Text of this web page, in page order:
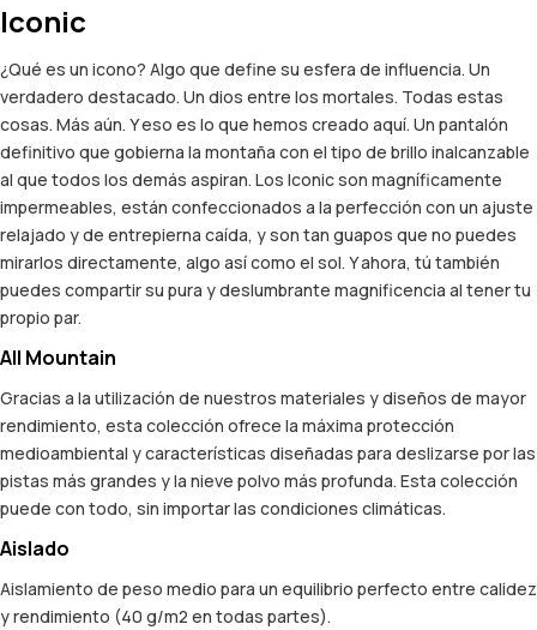
Iconic
¿Qué es un icono? Algo que define su esfera de influencia. Un
verdadero destacado. Un dios entre los mortales. Todas estas
cosas. Más aún. Y eso es lo que hemos creado aquí. Un pantalón
definitivo que gobierna la montaña con el tipo de brillo inalcanzable
al que todos los demás aspiran. Los Iconic son magníficamente
impermeables, están confeccionados a la perfección con un ajuste
relajado y de entrepierna caída, y son tan guapos que no puedes
mirarlos directamente, algo así como el sol. Y ahora, tú también
puedes compartir su pura y deslumbrante magnificencia al tener tu
propio par.
All Mountain
Gracias a la utilización de nuestros materiales y diseños de mayor
rendimiento, esta colección ofrece la máxima protección
medioambiental y características diseñadas para deslizarse por las
pistas más grandes y la nieve polvo más profunda. Esta colección
puede con todo, sin importar las condiciones climáticas.
Aislado
Aislamiento de peso medio para un equilibrio perfecto entre calidez
y rendimiento (40 g/m2 en todas partes).